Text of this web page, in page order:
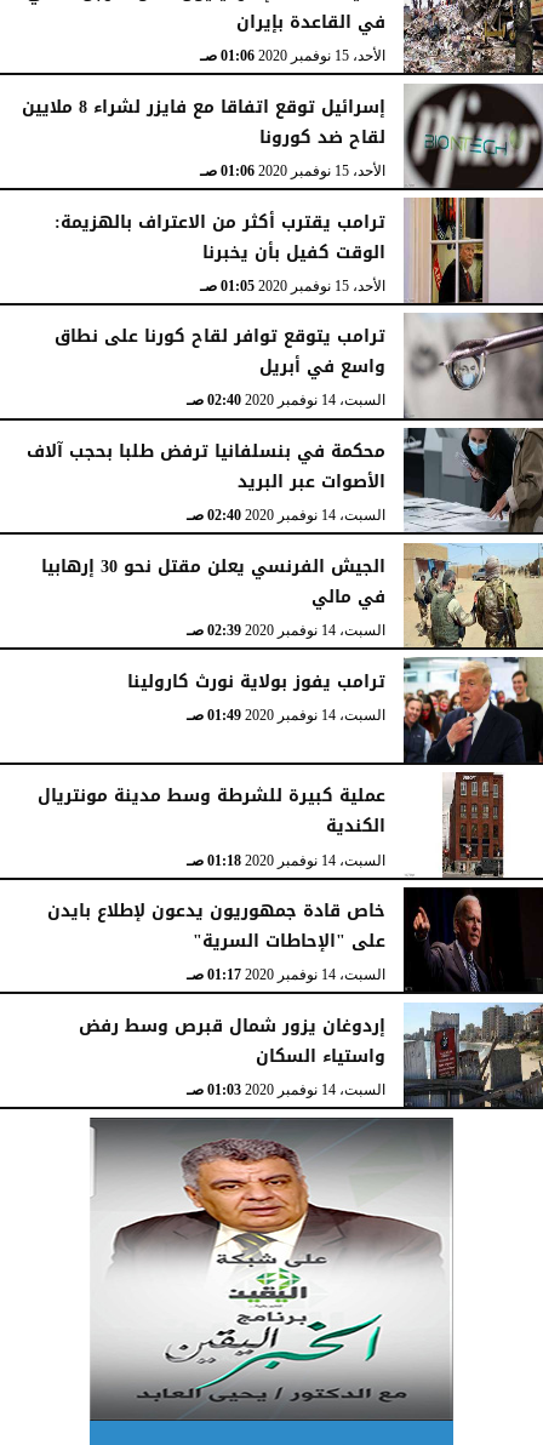
في القاعدة بإيران
الأحد، 15 نوفمبر 2020 01:06 صـ
إسرائيل توقع اتفاقا مع فايزر لشراء 8 ملايين
لقاح ضد كورونا
الأحد، 15 نوفمبر 2020 01:06 صـ
ترامب يقترب أكثر من الاعتراف بالهزيمة:
الوقت كفيل بأن يخبرنا
الأحد، 15 نوفمبر 2020 01:05 صـ
ترامب يتوقع توافر لقاح كورنا على نطاق
واسع في أبريل
السبت، 14 نوفمبر 2020 02:40 صـ
محكمة في بنسلفانيا ترفض طلبا بحجب آلاف
الأصوات عبر البريد
السبت، 14 نوفمبر 2020 02:40 صـ
الجيش الفرنسي يعلن مقتل نحو 30 إرهابيا
في مالي
السبت، 14 نوفمبر 2020 02:39 صـ
ترامب يفوز بولاية نورث كارولينا
السبت، 14 نوفمبر 2020 01:49 صـ
عملية كبيرة للشرطة وسط مدينة مونتريال
الكندية
السبت، 14 نوفمبر 2020 01:18 صـ
خاص قادة جمهوريون يدعون لإطلاع بايدن
على "الإحاطات السرية"
السبت، 14 نوفمبر 2020 01:17 صـ
إردوغان يزور شمال قبرص وسط رفض
واستياء السكان
السبت، 14 نوفمبر 2020 01:03 صـ